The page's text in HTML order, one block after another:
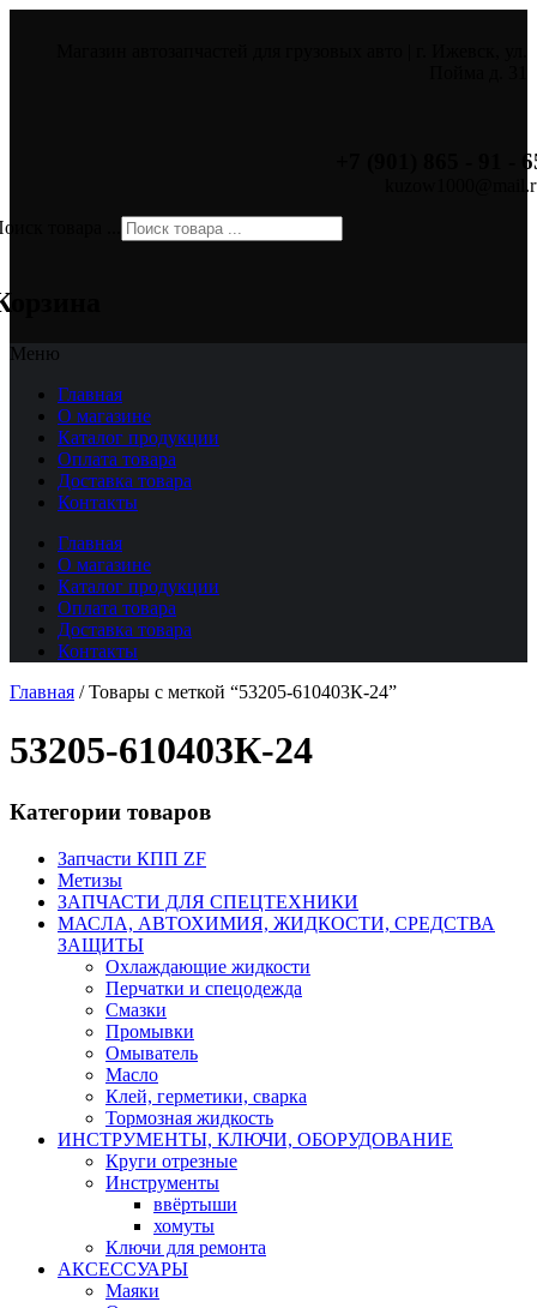
+7 (901) 865 - 91 -
товара ...
Меню
Главная
О магазине
Каталог продукции
Оплата товара
Доставка товара
Контакты
Главная
О магазине
Каталог продукции
Оплата товара
Доставка товара
Контакты
Главная /Товары с меткой “53205-610403К-24”
53205-610403К-24
Категории товаров
Запчасти КПП ZF
Метизы
ЗАПЧАСТИ ДЛЯ СПЕЦТЕХНИКИ
МАСЛА, АВТОХИМИЯ, ЖИДКОСТИ, СРЕДСТВА
ЗАЩИТЫ
Охлаждающие жидкости
Перчатки и спецодежда
Смазки
Промывки
Омыватель
Масло
Клей, герметики, сварка
Тормозная жидкость
ИНСТРУМЕНТЫ, КЛЮЧИ, ОБОРУДОВАНИЕ
Круги отрезные
Инструменты
ввёртыши
хомуты
Ключи для ремонта
АКСЕССУАРЫ
Маяки